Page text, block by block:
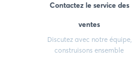
Contactez le service des
ventes
Discutez avec notre équipe,
construisons ensemble